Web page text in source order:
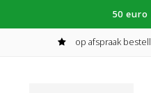
50
op afspraak